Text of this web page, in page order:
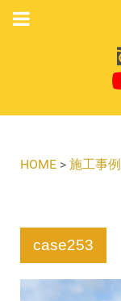
HOME > 施工事例
case253